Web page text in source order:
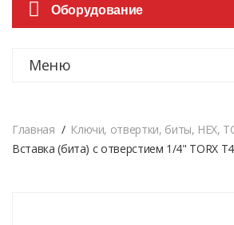
Оборудование
Меню
Главная
Ключи, отвертки, биты, HEX,
Вставка (битa) с отверстием 1/4" TORX